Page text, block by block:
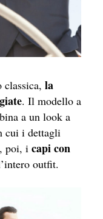
classica, la
. Il modello a
a un look a
cui i dettagli
poi, i capi con
outfit.